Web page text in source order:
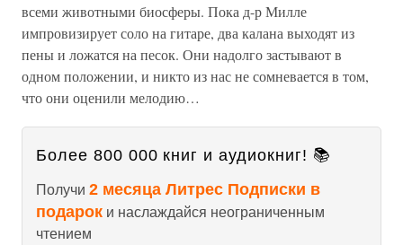
всеми животными биосферы. Пока д-р Милле
импровизирует соло на гитаре, два калана выходят из
пены и ложатся на песок. Они надолго застывают в
одном положении, и никто из нас не сомневается в том,
что они оценили мелодию…
Более 800 000 книг и аудиокниг! 📚
Получи 2 месяца Литрес Подписки в
подарок и наслаждайся неограниченным
чтением